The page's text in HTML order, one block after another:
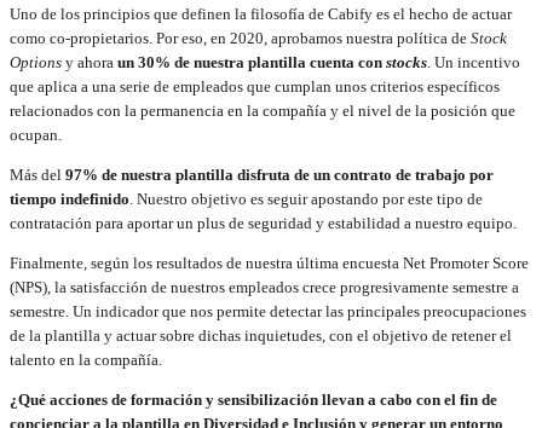
Uno de los principios que definen la filosofía de Cabify es el hecho de actuar
como co-propietarios. Por eso, en 2020, aprobamos nuestra política de Stock
Options y ahora un 30% de nuestra plantilla cuenta con stocks . Un incentivo
que aplica a una serie de empleados que cumplan unos criterios específicos
relacionados con la permanencia en la compañía y el nivel de la posición que
ocupan.
Más del 97% de nuestra plantilla disfruta de un contrato de trabajo por
tiempo indefinido . Nuestro objetivo es seguir apostando por este tipo de
contratación para aportar un plus de seguridad y estabilidad a nuestro equipo.
Finalmente, según los resultados de nuestra última encuesta Net Promoter Score
(NPS), la satisfacción de nuestros empleados crece progresivamente semestre a
semestre. Un indicador que nos permite detectar las principales preocupaciones
de la plantilla y actuar sobre dichas inquietudes, con el objetivo de retener el
talento en la compañía.
¿Qué acciones de formación y sensibilización llevan a cabo con el fin de
concienciar a la plantilla en Diversidad e Inclusión y generar un entorno